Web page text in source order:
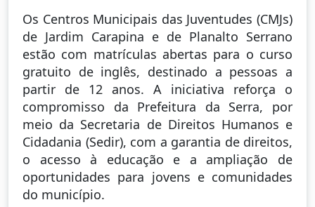
Os Centros Municipais das Juventudes (CMJs)
de Jardim Carapina e de Planalto Serrano
estão com matrículas abertas para o curso
gratuito de inglês, destinado a pessoas a
partir de 12 anos. A iniciativa reforça o
compromisso da Prefeitura da Serra, por
meio da Secretaria de Direitos Humanos e
Cidadania (Sedir), com a garantia de direitos,
o acesso à educação e a ampliação de
oportunidades para jovens e comunidades
do município.